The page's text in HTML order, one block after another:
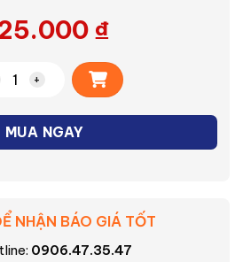
₫
lọc nước F-Alkaline số lượng
MUA NGAY
Alternative:
NHẬN BÁO GIÁ TỐT
0906.47.35.47